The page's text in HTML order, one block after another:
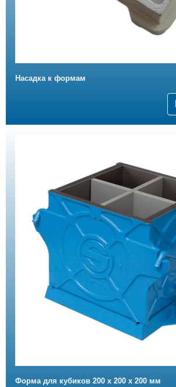
Насадка к формам
Форма для кубиков 200 х 200 х 200 мм